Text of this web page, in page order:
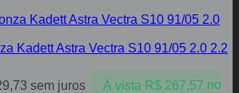
Kadett Astra Vectra S10 91/05 2.0 2.2
sem juros À vista R$267,57 no